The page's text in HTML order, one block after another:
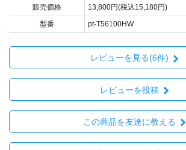
販売価格
13,800円(税込15,180円)
型番
pt-T56100HW
レビューを見る(6件)
レビューを投稿
この商品を友達に教える